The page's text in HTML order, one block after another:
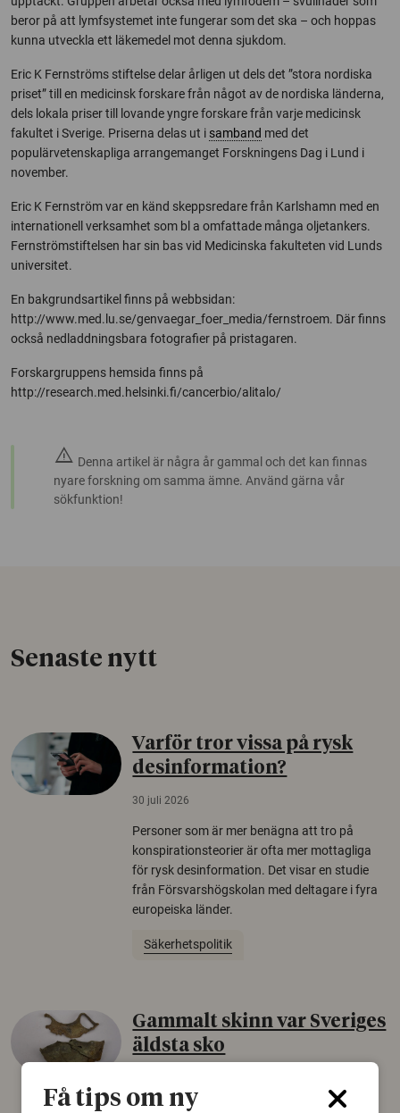
beror på att lymfsystemet inte fungerar som det ska – och hoppas
kunna utveckla ett läkemedel mot denna sjukdom.
Eric K Fernströms stiftelse delar årligen ut dels det ”stora nordiska
priset” till en medicinsk forskare från något av de nordiska länderna,
dels lokala priser till lovande yngre forskare från varje medicinsk
fakultet i Sverige. Priserna delas ut i samband med det
populärvetenskapliga arrangemanget Forskningens Dag i Lund i
november.
Eric K Fernström var en känd skeppsredare från Karlshamn med en
internationell verksamhet som bl a omfattade många oljetankers.
Fernströmstiftelsen har sin bas vid Medicinska fakulteten vid Lunds
universitet.
En bakgrundsartikel finns på webbsidan:
http://www.med.lu.se/genvaegar_foer_media/fernstroem. Där finns
också nedladdningsbara fotografier på pristagaren.
Forskargruppens hemsida finns på
http://research.med.helsinki.fi/cancerbio/alitalo/
warning Denna artikel är några år gammal och det kan finnas
nyare forskning om samma ämne. Använd gärna vår
sökfunktion!
Senaste nytt
Varför tror vissa på rysk
desinformation?
30 juli 2026
Personer som är mer benägna att tro på
konspirationsteorier är ofta mer mottagliga
för rysk desinformation. Det visar en studie
från Försvarshögskolan med deltagare i fyra
europeiska länder.
Säkerhetspolitik
Gammalt skinn var Sveriges
äldsta sko
Det som arkeologer länge trodde var en
Få tips om ny